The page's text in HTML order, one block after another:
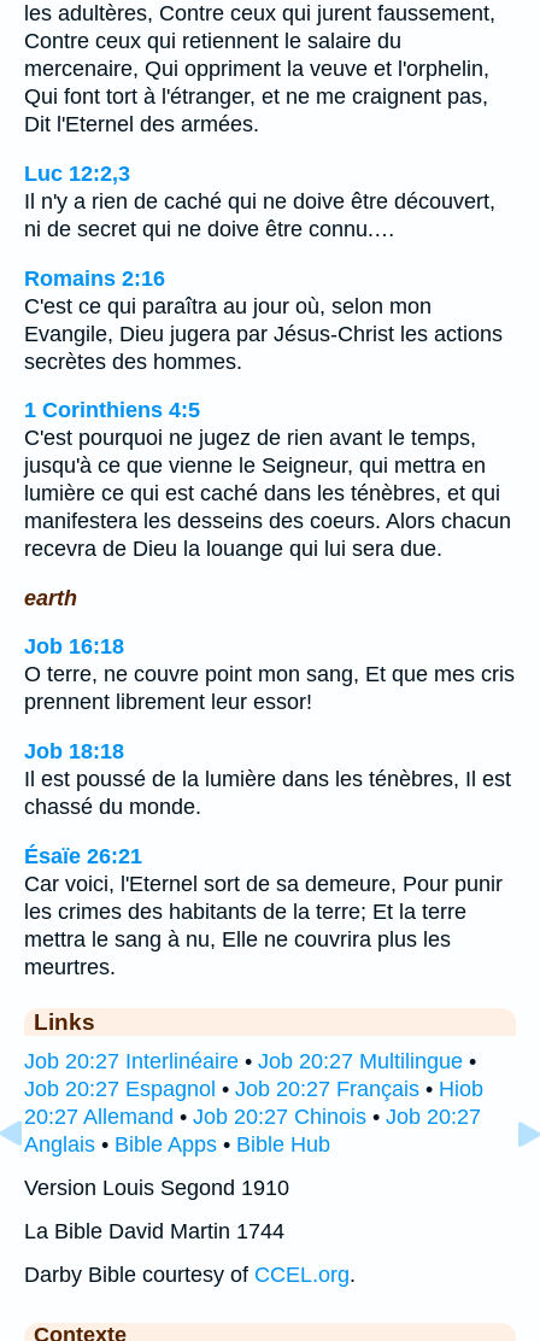
les adultères, Contre ceux qui jurent faussement,
Contre ceux qui retiennent le salaire du
mercenaire, Qui oppriment la veuve et l'orphelin,
Qui font tort à l'étranger, et ne me craignent pas,
Dit l'Eternel des armées.
Luc 12:2,3
Il n'y a rien de caché qui ne doive être découvert,
ni de secret qui ne doive être connu.…
Romains 2:16
C'est ce qui paraîtra au jour où, selon mon
Evangile, Dieu jugera par Jésus-Christ les actions
secrètes des hommes.
1 Corinthiens 4:5
C'est pourquoi ne jugez de rien avant le temps,
jusqu'à ce que vienne le Seigneur, qui mettra en
lumière ce qui est caché dans les ténèbres, et qui
manifestera les desseins des coeurs. Alors chacun
recevra de Dieu la louange qui lui sera due.
earth
Job 16:18
O terre, ne couvre point mon sang, Et que mes cris
prennent librement leur essor!
Job 18:18
Il est poussé de la lumière dans les ténèbres, Il est
chassé du monde.
Ésaïe 26:21
Car voici, l'Eternel sort de sa demeure, Pour punir
les crimes des habitants de la terre; Et la terre
mettra le sang à nu, Elle ne couvrira plus les
meurtres.
Links
Job 20:27 Interlinéaire • Job 20:27 Multilingue •
Job 20:27 Espagnol • Job 20:27 Français • Hiob
20:27 Allemand • Job 20:27 Chinois • Job 20:27
Anglais • Bible Apps • Bible Hub
Version Louis Segond 1910
La Bible David Martin 1744
Darby Bible courtesy of CCEL.org.
Contexte